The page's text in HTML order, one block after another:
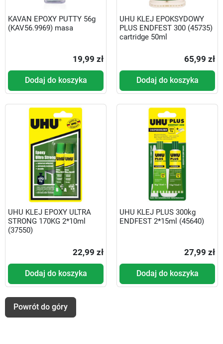
KAVAN EPOXY PUTTY 56g
(KAV56.9969) masa
19,99 zł
Dodaj do koszyka
UHU KLEJ EPOKSYDOWY
PLUS ENDFEST 300 (45735)
cartridge 50ml
65,99 zł
Dodaj do koszyka
UHU KLEJ EPOXY ULTRA
STRONG 170KG 2*10ml
(37550)
22,99 zł
Dodaj do koszyka
UHU KLEJ PLUS 300kg
ENDFEST 2*15ml (45640)
27,99 zł
Dodaj do koszyka
Powrót do góry